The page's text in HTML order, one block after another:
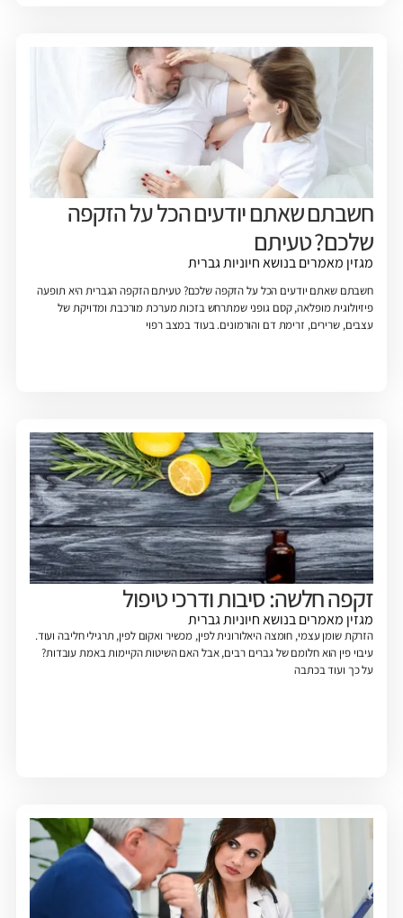
חשבתם שאתם יודעים הכל על הזקפה
שלכם? טעיתם
מגזין מאמרים בנושא חיוניות גברית
חשבתם שאתם יודעים הכל על הזקפה שלכם? טעיתם הזקפה הגברית היא תופעה
פיזיולוגית מופלאה, קסם גופני שמתרחש בזכות מערכת מורכבת ומדויקת של
עצבים, שרירים, זרימת דם והורמונים. בעוד במצב רפוי
זקפה חלשה: סיבות ודרכי טיפול
מגזין מאמרים בנושא חיוניות גברית
הזרקת שומן עצמי, חומצה היאלורונית לפין, מכשיר ואקום לפין, תרגילי חליבה ועוד.
עיבוי פין הוא חלומם של גברים רבים, אבל האם השיטות הקיימות באמת עובדות?
על כך ועוד בכתבה